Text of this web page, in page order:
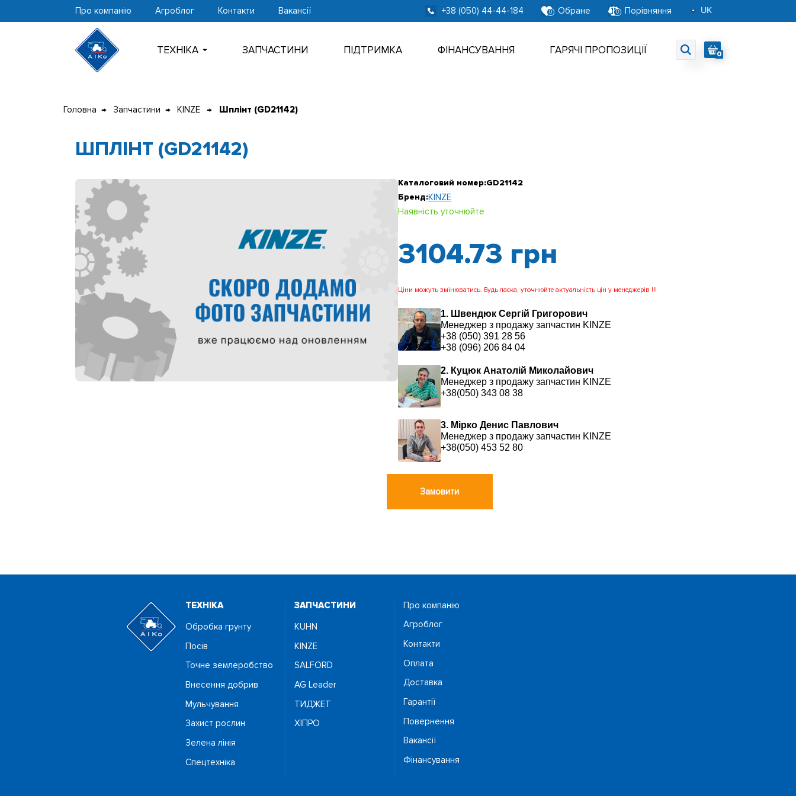
Про компанію Агроблог Контакти Вакансії +38 (050) 44-44-184 0 Обране 0 Порівняння
UK
RU
EN
ТЕХНIКА ЗАПЧАСТИНИ ПІДТРИМКА ФІНАНСУВАННЯ ГАРЯЧІ ПРОПОЗИЦІЇ 0
Головна Запчастини KINZE Шплінт (GD21142)
ШПЛІНТ (GD21142)
Каталоговий номер:GD21142
Бренд:KINZE
Наявність уточнюйте
3104.73 грн
Ціни можуть змінюватись. Будь ласка, уточнюйте актуальність цін у менеджерів !!!
1. Швендюк Сергій Григорович
Менеджер з продажу запчастин KINZE
+38 (050) 391 28 56
+38 (096) 206 84 04
2. Куцюк Анатолій Миколайович
Менеджер з продажу запчастин KINZE
+38(050) 343 08 38
3. Мірко Денис Павлович
Менеджер з продажу запчастин KINZE
+38(050) 453 52 80
Замовити
ТЕХНIКА
Обробка грунту
Посiв
Точне землеробство
Внесення добрив
Мульчування
Захист рослин
Зелена лінія
Спецтехніка
ЗАПЧАСТИНИ
KUHN
KINZE
SALFORD
AG Leader
ТИДЖЕТ
ХІПРО
Про компанію
Агроблог
Контакти
Оплата
Доставка
Гарантії
Повернення
Вакансії
Фінансування